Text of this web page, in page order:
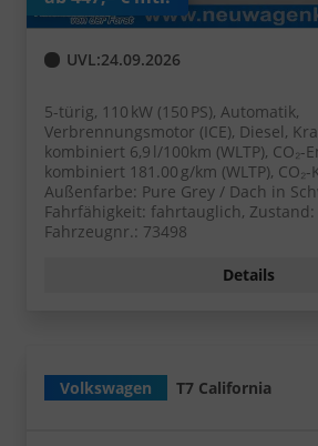
UVL :24.09.2026
5-türig, 110 kW (150 PS), Automatik,
Verbrennungsmotor (ICE), Diesel,
kombiniert 6,9 l/100km (WLTP), CO₂-
kombiniert 181.00 g/km (WLTP), CO₂-
Außenfarbe: Pure Grey / Dach in
Fahrfähigkeit: fahrtauglich,
Fahrzeugnr.: 73498
Details
Volkswagen T7 California